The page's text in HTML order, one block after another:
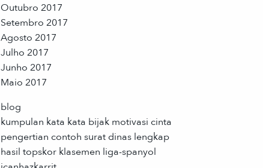
Outubro 2017
Setembro 2017
Agosto 2017
Julho 2017
Junho 2017
Maio 2017
blog
kumpulan kata kata bijak motivasi cinta
pengertian contoh surat dinas lengkap
hasil topskor klasemen liga-spanyol